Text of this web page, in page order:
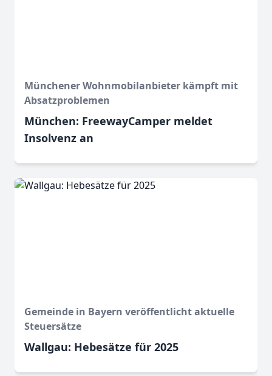
Münchener Wohnmobilanbieter kämpft mit
Absatzproblemen
München: FreewayCamper meldet
Insolvenz an
Gemeinde in Bayern veröffentlicht aktuelle
Steuersätze
Wallgau: Hebesätze für 2025